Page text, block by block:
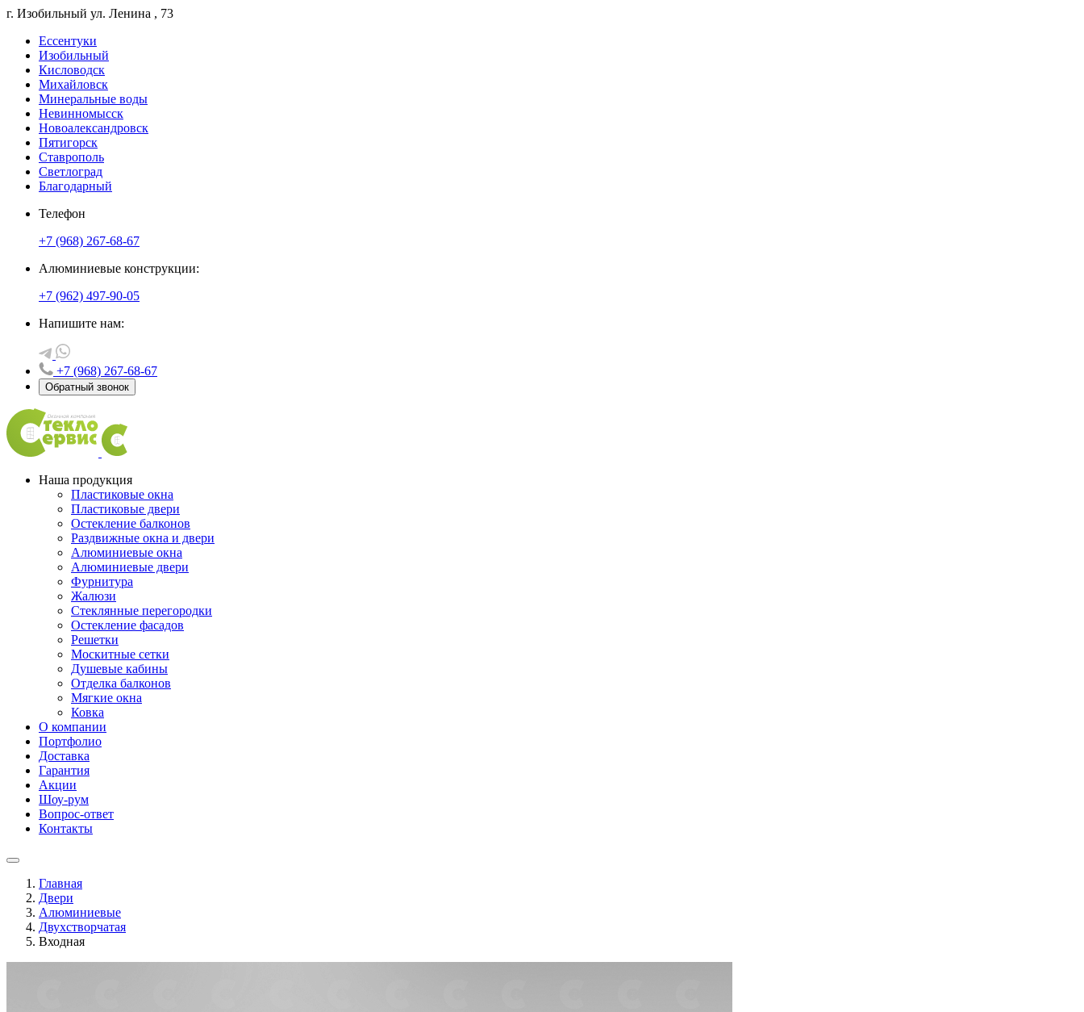
г. Изобильный ул. Ленина , 73
Ессентуки
Изобильный
Кисловодск
Михайловск
Минеральные воды
Невинномысск
Новоалександровск
Пятигорск
Ставрополь
Светлоград
Благодарный
Телефон
+7 (968) 267-68-67
Алюминиевые конструкции:
+7 (962) 497-90-05
Напишите нам:
+7 (968) 267-68-67
Обратный звонок
Наша продукция
Пластиковые окна
Пластиковые двери
Остекление балконов
Раздвижные окна и двери
Алюминиевые окна
Алюминиевые двери
Фурнитура
Жалюзи
Стеклянные перегородки
Остекление фасадов
Решетки
Москитные сетки
Душевые кабины
Отделка балконов
Мягкие окна
Ковка
О компании
Портфолио
Доставка
Гарантия
Акции
Шоу-рум
Вопрос-ответ
Контакты
Главная
Двери
Алюминиевые
Двухстворчатая
Входная